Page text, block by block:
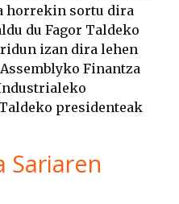
horrekin sortu dira
du Fagor Taldeko
izan dira lehen
Finantza
presidenteak
Sariaren